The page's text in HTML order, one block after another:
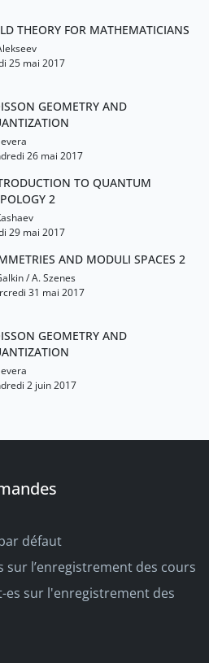
THEORY FOR MATHEMATICIANS
25 mai 2017
GEOMETRY AND
26 mai 2017
TO QUANTUM
2
29 mai 2017
AND MODULI SPACES 2
/ A. Szenes
31 mai 2017
GEOMETRY AND
2 juin 2017
défaut
sur l’enregistrement des cours
es sur l'enregistrement des